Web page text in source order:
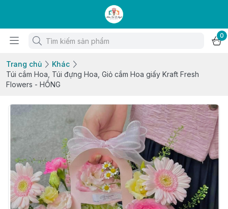
0
Trang chủ
Khác
Túi cắm Hoa, Túi đựng Hoa, Giỏ cắm Hoa giấy Kraft Fresh
Flowers - HỒNG